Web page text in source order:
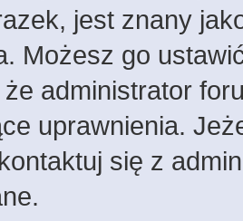
jest znany
Możesz go
administrator
uprawnienia.
się z